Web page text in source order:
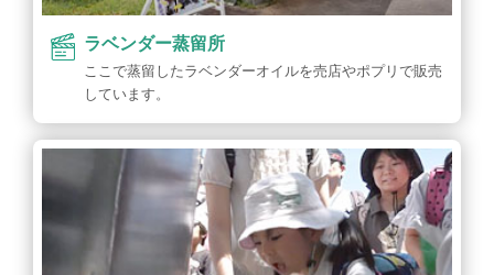
ラベンダー蒸留所
ここで蒸留したラベンダーオイルを売店やポプリで販売
しています。